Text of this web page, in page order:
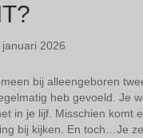
januari 2026
bij alleengeboren
heb gevoeld. Je
in je lijf. Misschien komt
bij kijken. En toch…Je